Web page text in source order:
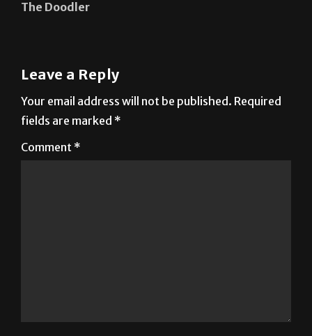
The Doodler
Leave a Reply
Your email address will not be published. Required
fields are marked *
Comment *